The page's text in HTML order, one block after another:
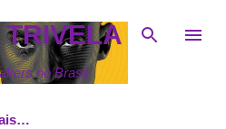
conteúdo principal
no Brasil